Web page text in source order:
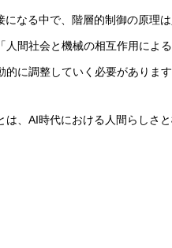
なる中で、階層的制御の原理
人間社会と機械の相互作用によ
的に調整していく必要がありま
は、AI時代における人間らしさ